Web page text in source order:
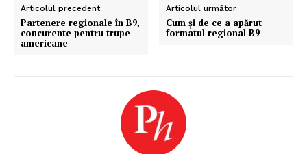
Un proiect
FREEDOM HOUSE ROMÂNIA
Articolul precedent
Partenere regionale în B9,
concurente pentru trupe
americane
Articolul următor
Cum și de ce a apărut
formatul regional B9